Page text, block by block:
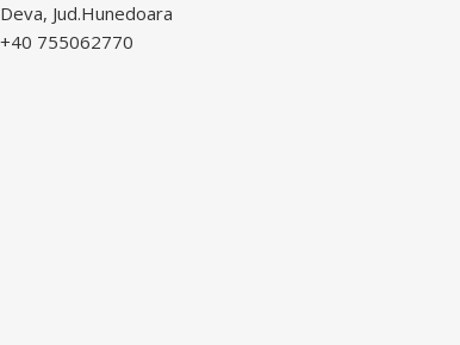
Deva, Jud.Hunedoara
+40 755062770